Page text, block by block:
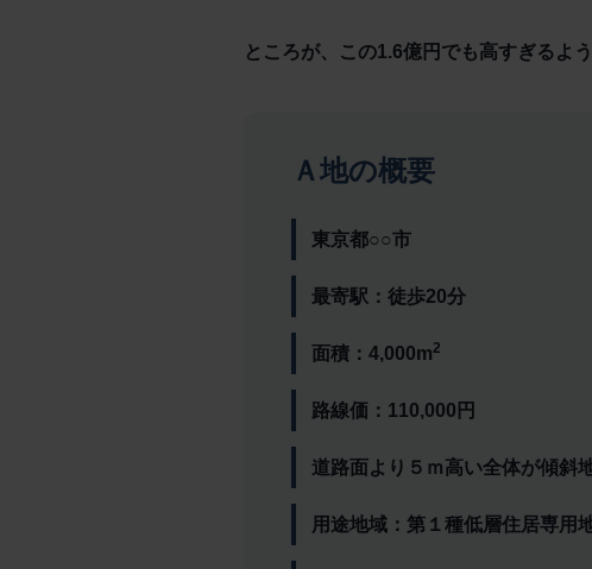
ところが、この1.6億円でも高すぎるよ
Ａ地の概要
東京都○○市
最寄駅：徒歩20分
面積：4,000m2
路線価：110,000円
道路面より５ｍ高い全体が傾斜
用途地域：第１種低層住居専用